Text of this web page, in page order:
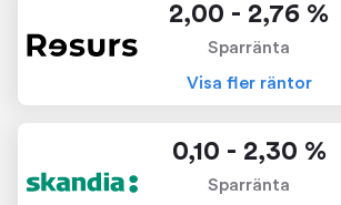
2,00 - 2,76 %
Sparränta
Visa fler räntor
0,10 - 2,30 %
Sparränta